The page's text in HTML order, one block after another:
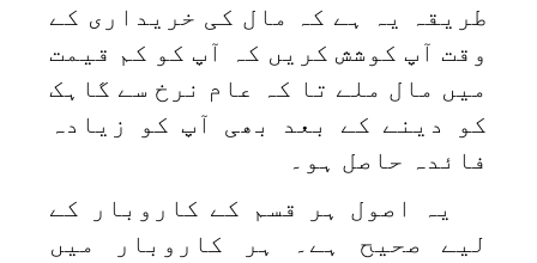
طریقہ یہ ہے کہ مال کی خریداری کے
وقت آپ کوشش کریں کہ آپ کو کم قیمت
میں مال ملے تا کہ عام نرخ سے گاہک
کو دینے کے بعد بھی آپ کو زیادہ
فائدہ حاصل ہو۔
یہ اصول ہر قسم کے کاروبار کے
لیے صحیح ہے۔ ہر کاروبار میں